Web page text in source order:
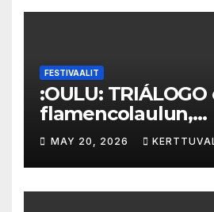
FESTIVAALIT
:OULU: TRIÁLOGO
flamencolaulun,
elektronisen
hylätyn tilan
MAY 20, 2026